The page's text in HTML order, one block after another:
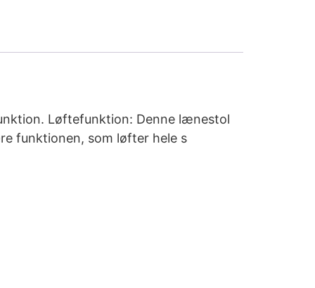
Løftefunktion: Denne lænestol
funktionen, som løfter hele s